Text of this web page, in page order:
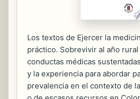
Los textos de Ejercer la
práctico. Sobrevivir al año
conductas médicas
y la experiencia para abordar
prevalencia en el contexto de